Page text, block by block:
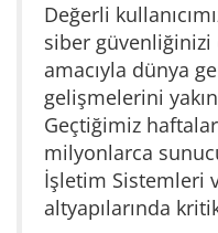
Değerli
siber
amacıyla dünya
gelişmelerini
Geçtiğimiz
milyonlarca
İşletim Sistemleri
altyapılarında